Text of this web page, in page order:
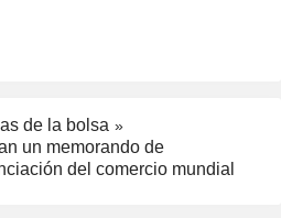
de la bolsa
un memorando de
del comercio mundial